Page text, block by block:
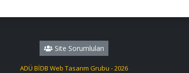
Site Sorumluları
ADÜ BİDB Web Tasarım Grubu - 2026